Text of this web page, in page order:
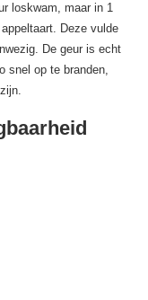
loskwam, maar in 1
Deze vulde
De geur is echt
snel op te branden,